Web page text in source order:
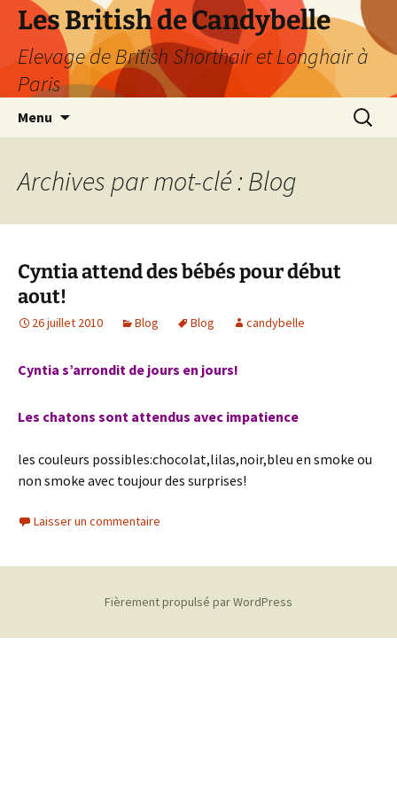
Les British de Candybelle
Elevage de British Shorthair et Longhair à
Paris
Menu
Archives par mot-clé : Blog
Cyntia attend des bébés pour début
aout!
26 juillet 2010 Blog Blog candybelle
Cyntia s’arrondit de jours en jours!
Les chatons sont attendus avec impatience
les couleurs possibles:chocolat,lilas,noir,bleu en smoke ou
non smoke avec toujour des surprises!
Laisser un commentaire
Fièrement propulsé par WordPress